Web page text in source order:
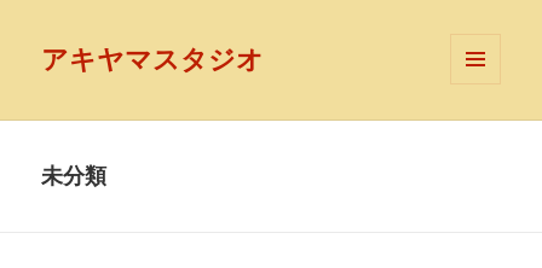
アキヤマスタジオ
ーとウ
未分類